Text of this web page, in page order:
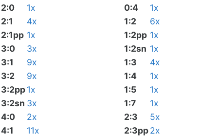
2:0
1x
2:1
4x
2:1pp 1x
3:0
3x
3:1
9x
3:2
9x
3:2pp1x
3:2sn 3x
4:0
2x
4:1
11x
0:4
1x
1:2
6x
1:2pp 1x
1:2sn 1x
1:3
4x
1:4
1x
1:5
1x
1:7
1x
2:3
5x
2:3pp2x